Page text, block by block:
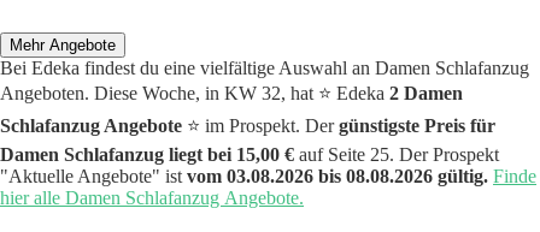
Mehr Angebote
Bei Edeka findest du eine vielfältige Auswahl an Damen Schlafanzug
Angeboten. Diese Woche, in KW 32, hat ⭐️ Edeka 2 Damen
Schlafanzug Angebote ⭐️ im Prospekt. Dergünstigste Preis für
Damen Schlafanzug liegt bei 15,00 € auf Seite 25. Der Prospekt
"Aktuelle Angebote" ist vom 03.08.2026 bis 08.08.2026 gültig. Finde
hier alle Damen Schlafanzug Angebote.